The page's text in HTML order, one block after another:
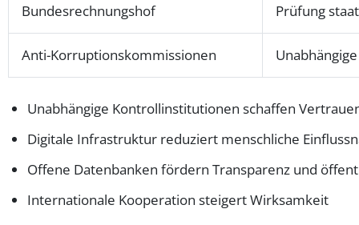
Bundesrechnungshof Prüfung
Anti-Korruptionskommissionen
Unabhängige Kontrollinstitutionen schaffen
Digitale Infrastruktur reduziert menschliche
Offene Datenbanken fördern Transparenz und
Internationale Kooperation steigert Wirksamkeit